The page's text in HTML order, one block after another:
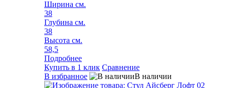
Ширина см.
38
Глубина см.
38
Высота см.
58,5
Подробнее
Купить в 1 клик Сравнение
В избранное
В наличии